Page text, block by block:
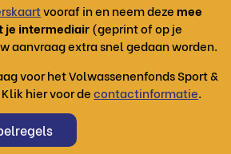
vooraf in en neem dezemee
je intermediair(geprint of op je
aanvraag extra snel gedaan worden.
voor het Volwassenenfonds Sport &
hier voor decontactinformatie.